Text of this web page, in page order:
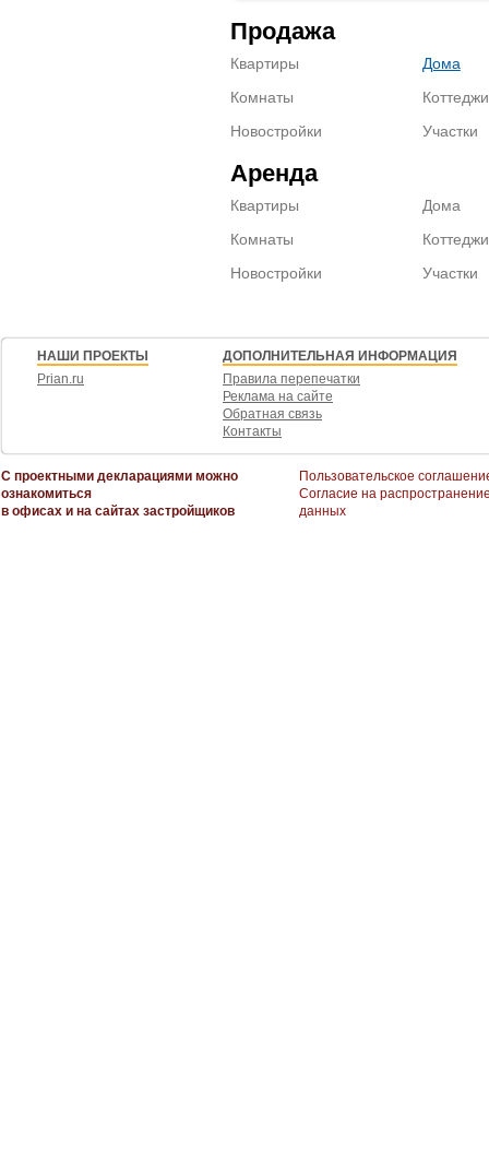
Продажа
Квартиры
Комнаты
Новостройки
Дома
Коттеджи
Участки
Аренда
Квартиры
Комнаты
Новостройки
Дома
Коттеджи
Участки
НАШИ ПРОЕКТЫ
Prian.ru
ДОПОЛНИТЕЛЬНАЯ ИНФОРМАЦИЯ
Правила перепечатки
Реклама на сайте
Обратная связь
Контакты
С проектными декларациями можно
ознакомиться
в офисах и на сайтах застройщиков
Пользовательское
Согласие на
данных